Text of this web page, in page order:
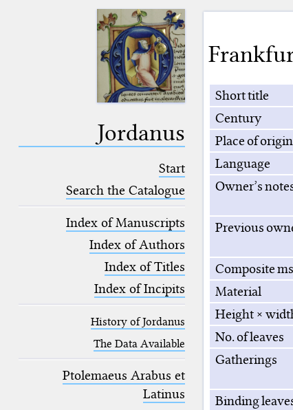
Jordanus
Start
Search the Catalogue
Index of Manuscripts
Index of Authors
Index of Titles
Index of Incipits
History of Jordanus
The Data Available
Ptolemaeus Arabus et
Latinus
Short title
Century
Place of origin
Language
Owner’s
Previous
Composite
Material
Height ×
No. of leaves
Gatherings
Binding